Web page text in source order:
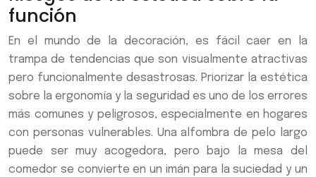
función
En el mundo de la decoración, es fácil caer en la
trampa de tendencias que son visualmente atractivas
pero funcionalmente desastrosas. Priorizar la estética
sobre la ergonomía y la seguridad es uno de los errores
más comunes y peligrosos, especialmente en hogares
con personas vulnerables. Una alfombra de pelo largo
puede ser muy acogedora, pero bajo la mesa del
comedor se convierte en un imán para la suciedad y un